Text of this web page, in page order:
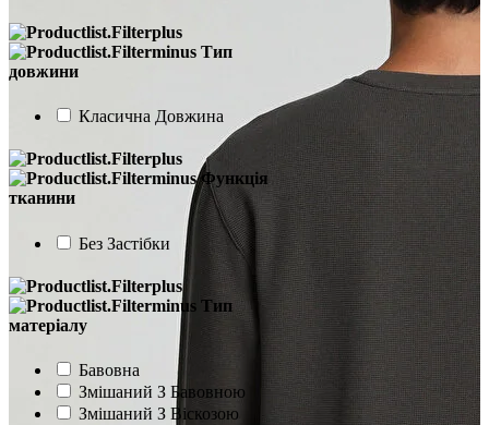
Тип
довжини
Класична Довжина
Функція
тканини
Без Застібки
Тип
матеріалу
Бавовна
Змішаний З Бавовною
Змішаний З Віскозою